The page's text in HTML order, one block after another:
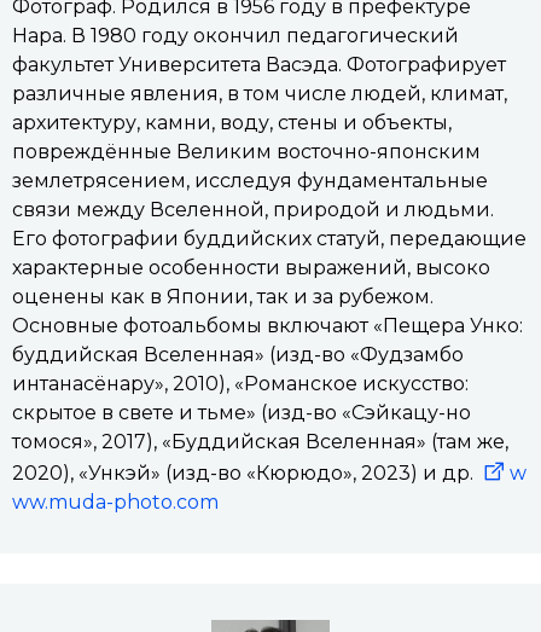
Фотограф. Родился в 1956 году в префектуре
Нара. В 1980 году окончил педагогический
факультет Университета Васэда. Фотографирует
различные явления, в том числе людей, климат,
архитектуру, камни, воду, стены и объекты,
повреждённые Великим восточно-японским
землетрясением, исследуя фундаментальные
связи между Вселенной, природой и людьми.
Его фотографии буддийских статуй, передающие
характерные особенности выражений, высоко
оценены как в Японии, так и за рубежом.
Основные фотоальбомы включают «Пещера Унко:
буддийская Вселенная» (изд-во «Фудзамбо
интанасёнару», 2010), «Романское искусство:
скрытое в свете и тьме» (изд-во «Сэйкацу-но
томося», 2017), «Буддийская Вселенная» (там же,
2020), «Ункэй» (изд-во «Кюрюдо», 2023) и др.
w
ww.muda-photo.com